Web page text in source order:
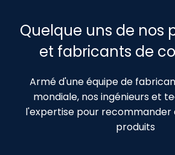
Quelque uns de nos
et fabricants de
Armé d'une équipe de
mondiale, nos ingénieurs et
l'expertise pour recommander
produits